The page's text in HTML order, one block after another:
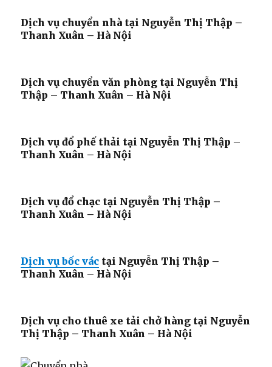
Dịch vụ chuyển nhà tại Nguyễn Thị Thập –
Thanh Xuân – Hà Nội
Dịch vụ chuyển văn phòng tại Nguyễn Thị
Thập – Thanh Xuân – Hà Nội
Dịch vụ đổ phế thải tại Nguyễn Thị Thập –
Thanh Xuân – Hà Nội
Dịch vụ đổ chạc tại Nguyễn Thị Thập –
Thanh Xuân – Hà Nội
Dịch vụ bốc vác tại Nguyễn Thị Thập –
Thanh Xuân – Hà Nội
Dịch vụ cho thuê xe tải chở hàng tại Nguyễn
Thị Thập – Thanh Xuân – Hà Nội